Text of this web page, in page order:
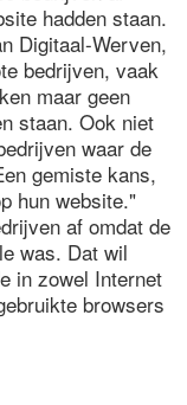
hadden staan.
Digitaal-Werven,
bedrijven, vaak
maar geen
staan. Ook niet
waar de
gemiste kans,
hun website."
af omdat de
was. Dat wil
in zowel Internet
browsers